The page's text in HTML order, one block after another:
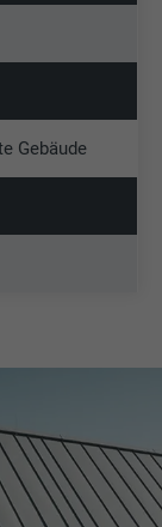
Gebäude